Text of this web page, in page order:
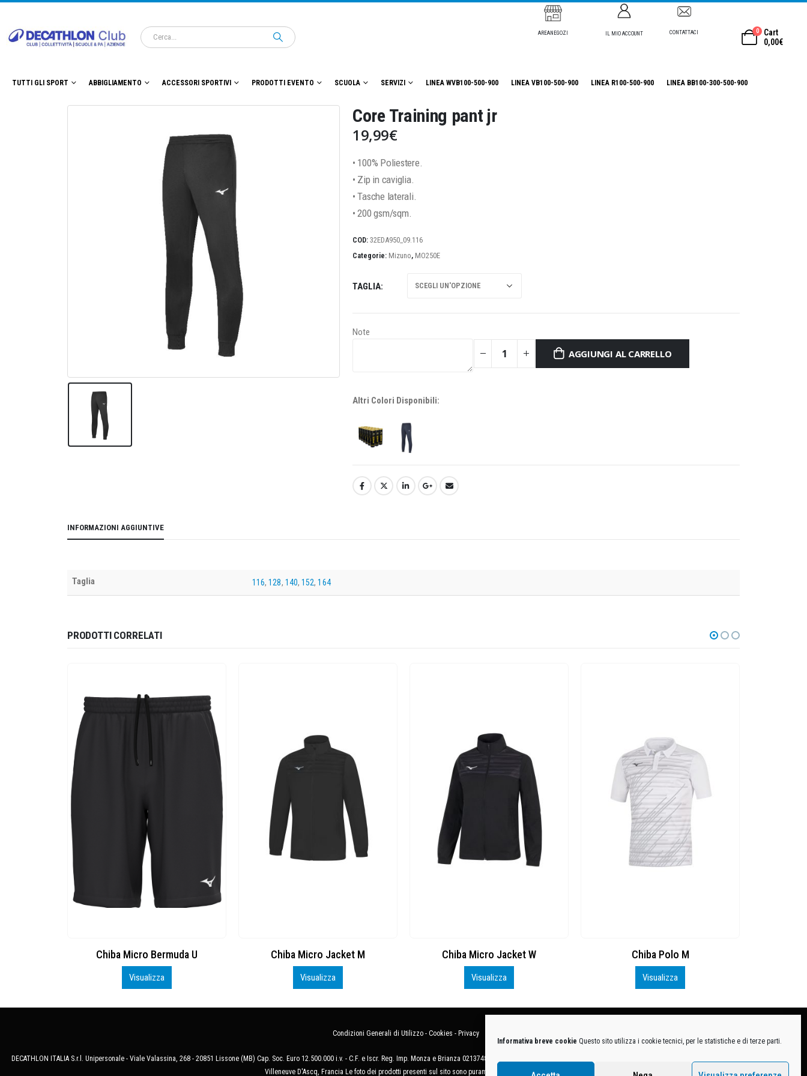
Informativa breve cookie Questo sito utilizza i cookie tecnici, per le statistiche e di terze parti.
AREANEGOZI IL MIO ACCOUNT CONTATTACI 0
Cart
0,00€
TUTTI GLI SPORT ABBIGLIAMENTO ACCESSORI SPORTIVI PRODOTTI EVENTO SCUOLA SERVIZI LINEA WVB100-500-900 LINEA VB100-500-900 LINEA R100-500-900 LINEA BB100-300-500-900
Core Training pant jr
19,99€
• 100% Poliestere.
• Zip in caviglia.
• Tasche laterali.
• 200 gsm/sqm.
COD: 32EDA950_09.116
Categorie: Mizuno, MO250E
TAGLIA
Note
AGGIUNGI AL CARRELLO
Altri Colori Disponibili:
INFORMAZIONI AGGIUNTIVE
Taglia 116,128, 140,152,164
PRODOTTI CORRELATI
Chiba Micro Bermuda U
Visualizza
Chiba Micro Jacket M
Visualizza
Chiba Micro Jacket W
Visualizza
Chiba Polo M
Visualizza
Condizioni Generali di Utilizzo - Cookies - Privacy
DECATHLON ITALIA S.r.l. Unipersonale - Viale Valassina, 268 - 20851 Lissone (MB) Cap. Soc. Euro 12.500.000 i.v. - C.F. e Iscr. Reg. Imp. Monza e Brianza 02137480964 - R.E.A. MB-1370021 - P.IVA. 11005760159 - Direzione e coordinamento art. 2497 C.C. DECATHLON SA,
Villeneuve D'Ascq, Francia Le foto dei prodotti presenti sul sito sono puramente esemplificative.